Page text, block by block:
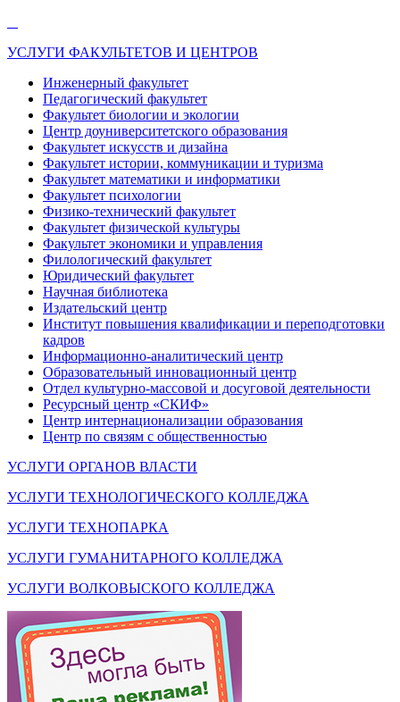
УСЛУГИ ФАКУЛЬТЕТОВ И ЦЕНТРОВ
Инженерный факультет
Педагогический факультет
Факультет биологии и экологии
Центр доуниверситетского образования
Факультет искусств и дизайна
Факультет истории, коммуникации и туризма
Факультет математики и информатики
Факультет психологии
Физико-технический факультет
Факультет физической культуры
Факультет экономики и управления
Филологический факультет
Юридический факультет
Научная библиотека
Издательский центр
Институт повышения квалификации и переподготовки
кадров
Информационно-аналитический центр
Образовательный инновационный центр
Отдел культурно-массовой и досуговой деятельности
Ресурсный центр «СКИФ»
Центр интернационализации образования
Центр по связям с общественностью
УСЛУГИ ОРГАНОВ ВЛАСТИ
УСЛУГИ ТЕХНОЛОГИЧЕСКОГО КОЛЛЕДЖА
УСЛУГИ ТЕХНОПАРКА
УСЛУГИ ГУМАНИТАРНОГО КОЛЛЕДЖА
УСЛУГИ ВОЛКОВЫСКОГО КОЛЛЕДЖА